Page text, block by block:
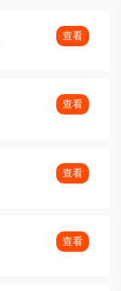
查看
查看
查看
查看